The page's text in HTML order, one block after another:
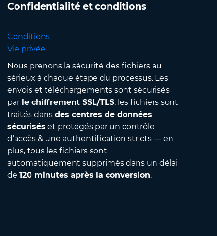
Confidentialité et conditions
Conditions
Vie privée
Nous prenons la sécurité des fichiers au
sérieux à chaque étape du processus. Les
envois et téléchargements sont sécurisés
par le chiffrement SSL/TLS, les fichiers sont
traités dans des centres de données
sécurisés et protégés par un contrôle
d’accès & une authentification stricts — en
plus, tous les fichiers sont
automatiquement supprimés dans un délai
de 120 minutes après la conversion.